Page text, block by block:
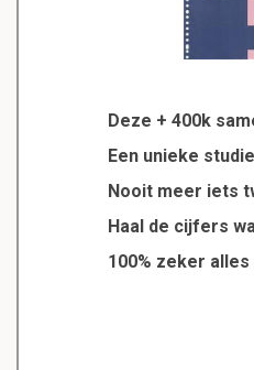
Deze + 400k
Een unieke
Nooit meer iets
Haal de cijfers
100% zeker